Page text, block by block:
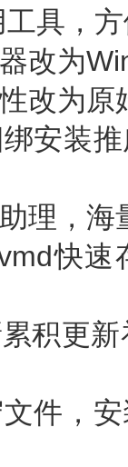
具，方
为
为原
装推
，海
快速
更新
，安